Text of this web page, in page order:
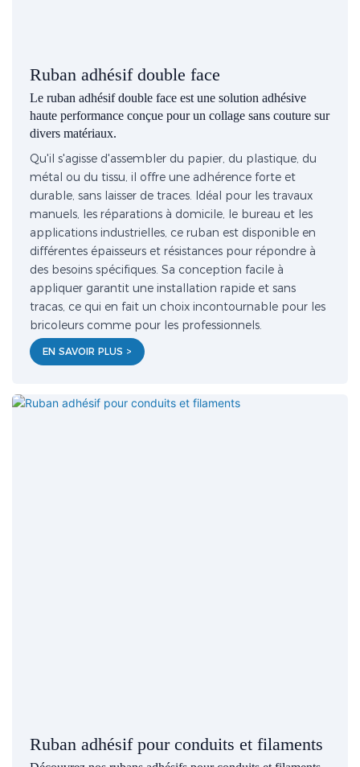
Ruban adhésif double face
Le ruban adhésif double face est une solution adhésive
haute performance conçue pour un collage sans couture sur
divers matériaux.
Qu'il s'agisse d'assembler du papier, du plastique, du
métal ou du tissu, il offre une adhérence forte et
durable, sans laisser de traces. Idéal pour les travaux
manuels, les réparations à domicile, le bureau et les
applications industrielles, ce ruban est disponible en
différentes épaisseurs et résistances pour répondre à
des besoins spécifiques. Sa conception facile à
appliquer garantit une installation rapide et sans
tracas, ce qui en fait un choix incontournable pour les
bricoleurs comme pour les professionnels.
EN SAVOIR PLUS >
Ruban adhésif pour conduits et filaments